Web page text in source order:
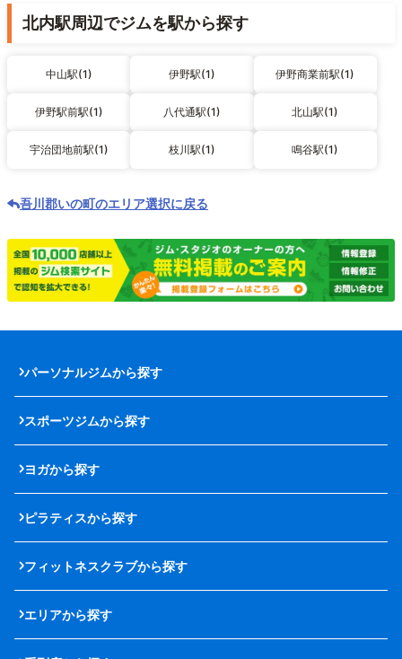
北内駅周辺でジムを駅から探す
中山駅(1) 伊野駅(1) 伊野商業前駅(1)
伊野駅前駅(1) 八代通駅(1) 北山駅(1)
宇治団地前駅(1) 枝川駅(1) 鳴谷駅(1)
吾川郡いの町のエリア選択に戻る
パーソナルジムから探す
スポーツジムから探す
ヨガから探す
ピラティスから探す
フィットネスクラブから探す
エリアから探す